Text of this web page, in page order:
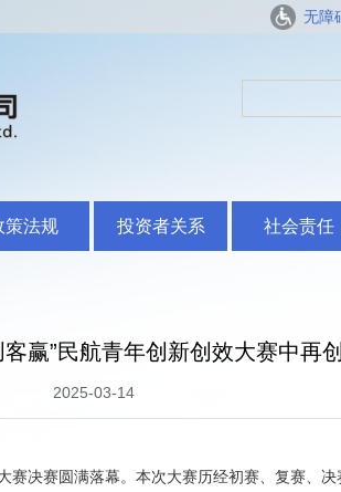
无障
策法规 投资者关系 社会责任
赢”民航青年创新创效大赛中再
2025-03-14
赛决赛圆满落幕。本次大赛历经初赛、复赛、